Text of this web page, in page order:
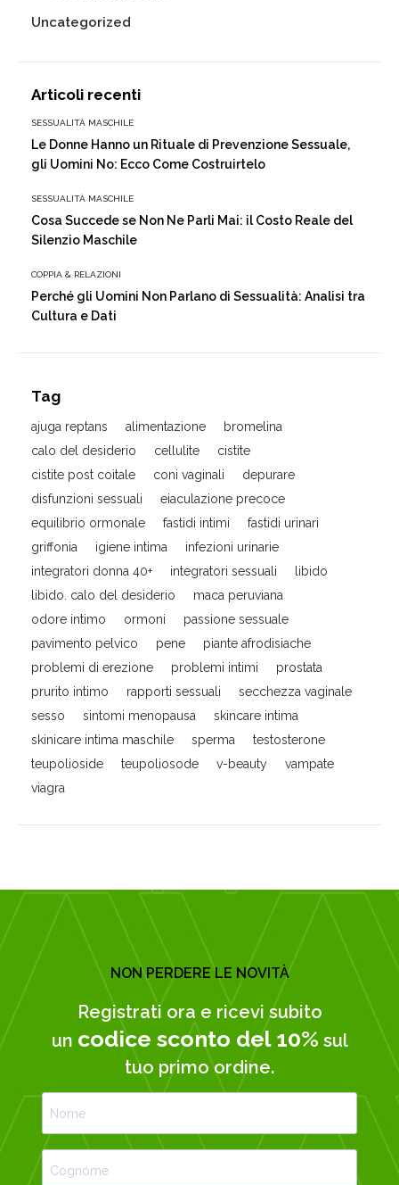
Uncategorized
Articoli recenti
SESSUALITÀ MASCHILE
Le Donne Hanno un Rituale di Prevenzione Sessuale,
gli Uomini No: Ecco Come Costruirtelo
SESSUALITÀ MASCHILE
Cosa Succede se Non Ne Parli Mai: il Costo Reale del
Silenzio Maschile
COPPIA & RELAZIONI
Perché gli Uomini Non Parlano di Sessualità: Analisi tra
Cultura e Dati
Tag
ajuga reptans alimentazione
bromelina
calo del desiderio
cellulite
cistite
cistite post coitale
coni vaginali
depurare
disfunzioni sessuali
eiaculazione precoce
equilibrio ormonale
fastidi intimi
fastidi urinari
griffonia
igiene intima
infezioni urinarie
integratori donna 40+
integratori sessuali
libido
libido. calo del desiderio
maca peruviana
odore intimo
ormoni
passione sessuale
pavimento pelvico
pene
piante afrodisiache
problemi di erezione
problemi intimi
prostata
prurito intimo
rapporti sessuali
secchezza vaginale
sesso
sintomi menopausa
skincare intima
skinicare intima maschile
sperma
testosterone
teupolioside
teupoliosode v-beauty
vampate
viagra
NON PERDERE LE NOVITÀ
Registrati ora e ricevi subito
un codice sconto del 10% sul
tuo primo ordine.